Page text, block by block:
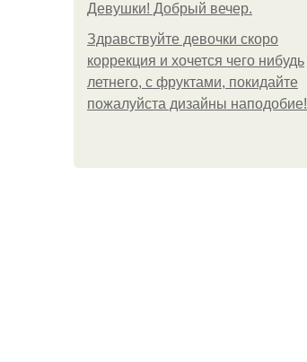
Девушки! Добрый вечер.
Здравствуйте девочки скоро
коррекция и хочется чего нибудь
летнего, с фруктами, покидайте
пожалуйста дизайны наподобие!